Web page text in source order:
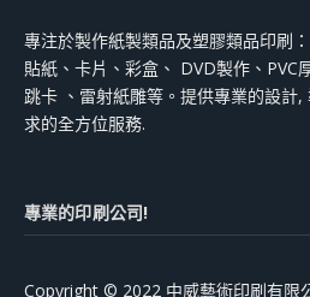
專注於製作紙製類品及塑膠類品印刷
貼紙、卡片、彩盒、 DVD製作、PVC
跳卡 、雷射紙雕等。提供專業的設計
求的全方位服務.
專業的印刷公司!
Copyright © 2022 中威藝術印刷有限